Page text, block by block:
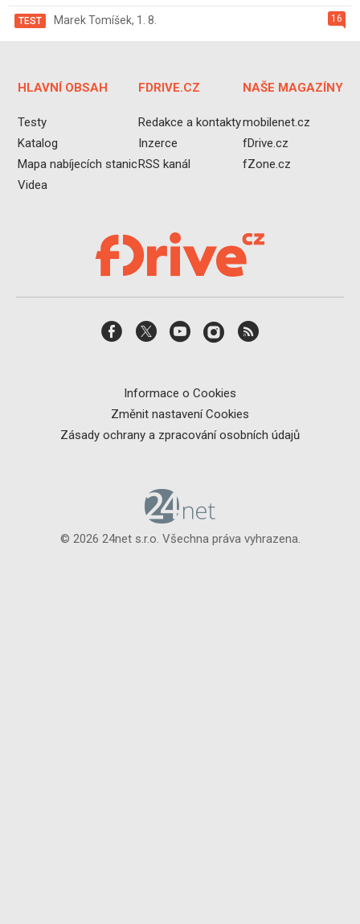
16
TEST Marek Tomíšek, 1. 8.
HLAVNÍ OBSAH
Testy
Katalog
Mapa nabíjecích stanic
Videa
FDRIVE.CZ
Redakce a kontakty
Inzerce
RSS kanál
NAŠE MAGAZÍNY
mobilenet.cz
fDrive.cz
fZone.cz
Informace o Cookies
Změnit nastavení Cookies
Zásady ochrany a zpracování osobních údajů
© 2026 24net s.r.o. Všechna práva vyhrazena.